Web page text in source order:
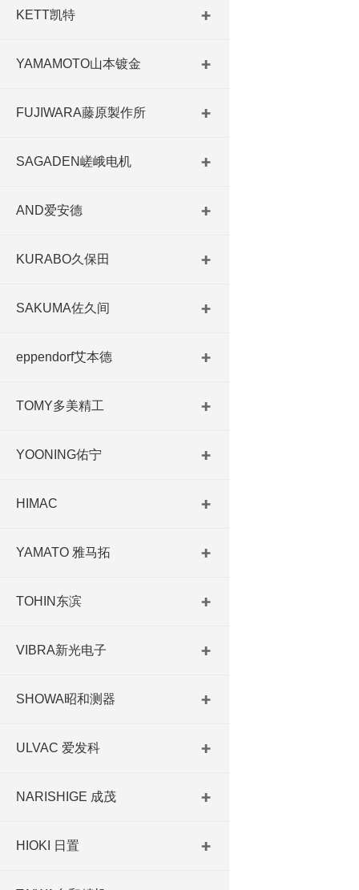
KETT凯特
YAMAMOTO山本镀金
FUJIWARA藤原製作所
SAGADEN嵯峨电机
AND爱安德
KURABO久保田
SAKUMA佐久间
eppendorf艾本德
TOMY多美精工
YOONING佑宁
HIMAC
YAMATO 雅马拓
TOHIN东滨
VIBRA新光电子
SHOWA昭和测器
ULVAC 爱发科
NARISHIGE 成茂
HIOKI 日置